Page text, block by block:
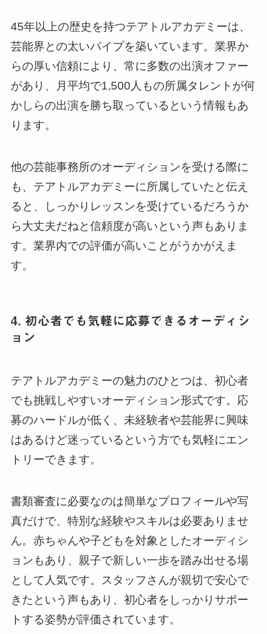
45年以上の歴史を持つテアトルアカデミーは、
芸能界との太いパイプを築いています。業界か
らの厚い信頼により、常に多数の出演オファー
があり、月平均で1,500人もの所属タレントが何
かしらの出演を勝ち取っているという情報もあ
ります。
他の芸能事務所のオーディションを受ける際に
も、テアトルアカデミーに所属していたと伝え
ると、しっかりレッスンを受けているだろうか
ら大丈夫だねと信頼度が高いという声もありま
す。業界内での評価が高いことがうかがえま
す。
4. 初心者でも気軽に応募できるオーディシ
ョン
テアトルアカデミーの魅力のひとつは、初心者
でも挑戦しやすいオーディション形式です。応
募のハードルが低く、未経験者や芸能界に興味
はあるけど迷っているという方でも気軽にエン
トリーできます。
書類審査に必要なのは簡単なプロフィールや写
真だけで、特別な経験やスキルは必要ありませ
ん。赤ちゃんや子どもを対象としたオーディシ
ョンもあり、親子で新しい一歩を踏み出せる場
として人気です。スタッフさんが親切で安心で
きたという声もあり、初心者をしっかりサポー
トする姿勢が評価されています。